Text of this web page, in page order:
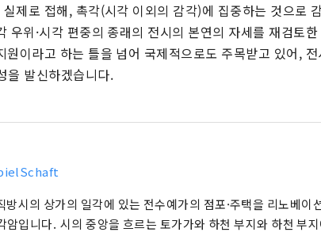
제로 접해, 촉각(시각 이외의 감각)에 집중하는 것으로
우위·시각 편중의 종래의 전시의 본연의 자세를 재검토
원이라고 하는 틀을 넘어 국제적으로도 주목받고 있어,
을 발신하겠습니다.
방시의 상가의 일각에 있는 전수예가의 점포·주택을 리노베이
입니다. 시의 중앙을 흐르는 토가가와 하천 부지와 하천 부